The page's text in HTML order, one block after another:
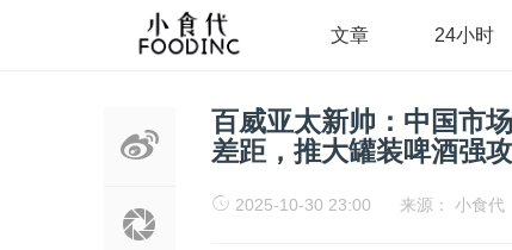
文章 24小时
百威亚太新帅：中国市
差距，推大罐装啤酒强
2025-10-30 23:00 来源： 小食代